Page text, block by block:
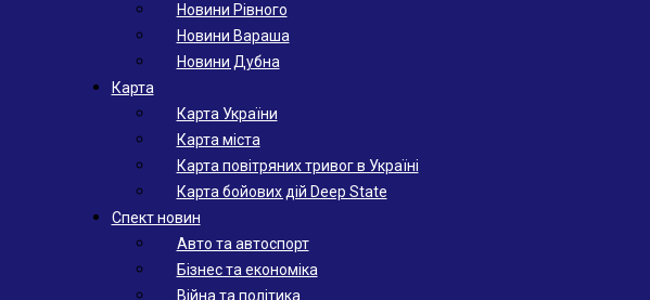
Новини Рівного
Новини Вараша
Новини Дубна
Карта
Карта України
Карта міста
Карта повітряних тривог в Україні
Карта бойових дій Deep State
Спект новин
Авто та автоспорт
Бізнес та економіка
Війна та політика